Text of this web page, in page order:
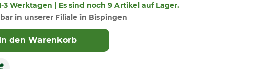
3 Werktagen | Es sind noch 9 Artikel auf Lager.
in unserer Filiale in Bispingen
den Warenkorb